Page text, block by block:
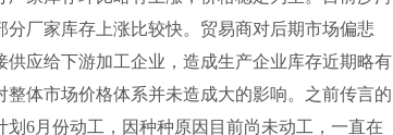
厂家库存上涨比较快。贸易商对后期市场偏悲
应给下游加工企业，造成生产企业库存近期略有
整体市场价格体系并未造成大的影响。之前传言的
6月份动工，因种种原因目前尚未动工，一直在